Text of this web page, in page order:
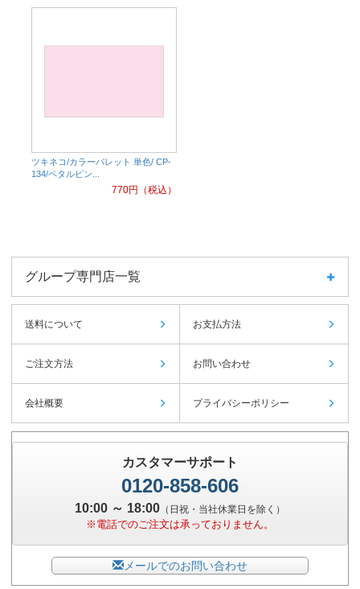
ツキネコ/カラーパレット 単色/ CP-
134/ペタルピン...
770円（税込）
グループ専門店一覧
送料について お支払方法
ご注文方法 お問い合わせ
会社概要 プライバシーポリシー
カスタマーサポート
0120-858-606
10:00 ～ 18:00 （日祝・当社休業日を除く）
※電話でのご注文は承っておりません。
メールでのお問い合わせ